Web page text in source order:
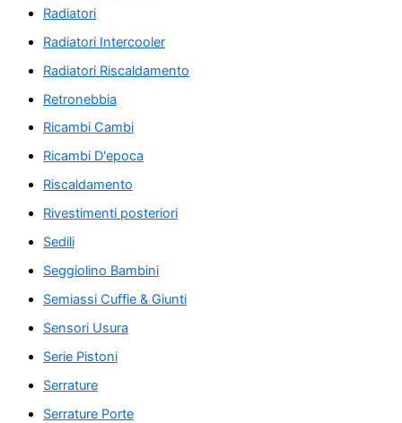
Radiatori
Radiatori Intercooler
Radiatori Riscaldamento
Retronebbia
Ricambi Cambi
Ricambi D'epoca
Riscaldamento
Rivestimenti posteriori
Sedili
Seggiolino Bambini
Semiassi Cuffie & Giunti
Sensori Usura
Serie Pistoni
Serrature
Serrature Porte